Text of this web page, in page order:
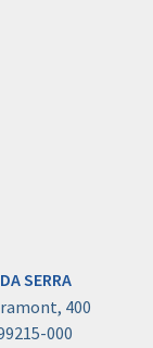
SERRA
400
000